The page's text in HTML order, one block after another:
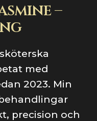
–
med
2023. Min
precision och